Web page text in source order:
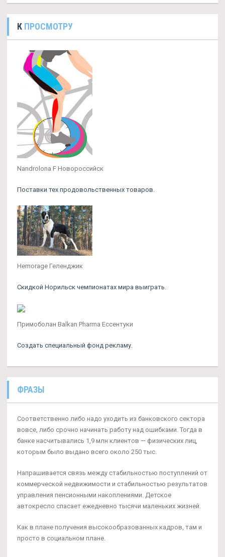
К ПРОСМОТРУ
Nandrolona F Новороссийск
Поставки тех продовольственных товаров.
Hemorage Геленджик
Скидкой Норильск чемпионатах мира выиграть.
Примоболан Balkan Pharma Ессентуки
Создать специальный фонд рекламу.
ФРАЗЫ
Соответственно либо надо уходить из банковского сектора
вовсе, либо срочно начинать работу над ошибками. Тогда в
банке насчитывались 1,9 млн клиентов — физических лиц,
которым было выдано всего около 250 тыс.
Напрашивается связь между стабильностью поступлений от
коммерческой недвижимости и стабильностью результатов
управления пенсионными накоплениями. Детское
автокресло спасает ежедневно тысячи маленьких жизней.
Как в плане получения высокообразованных кадров, там и
просто в социальном плане.